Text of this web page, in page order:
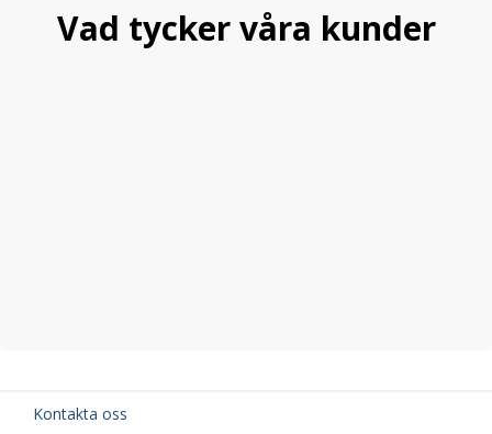
Vad tycker våra kunder
Kontakta oss